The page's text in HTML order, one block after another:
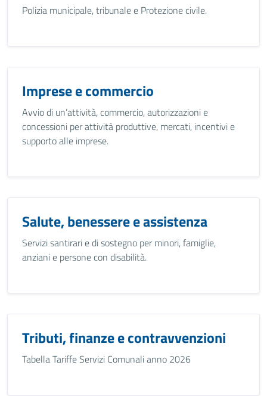
Polizia municipale, tribunale e Protezione civile.
Imprese e commercio
Avvio di un’attività, commercio, autorizzazioni e
concessioni per attività produttive, mercati, incentivi e
supporto alle imprese.
Salute, benessere e assistenza
Servizi santirari e di sostegno per minori, famiglie,
anziani e persone con disabilità.
Tributi, finanze e contravvenzioni
Tabella Tariffe Servizi Comunali anno 2026